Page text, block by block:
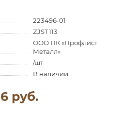
223496-01
ZJST113
ООО ПК «Профлист
Металл»
/шт
В наличии
руб.